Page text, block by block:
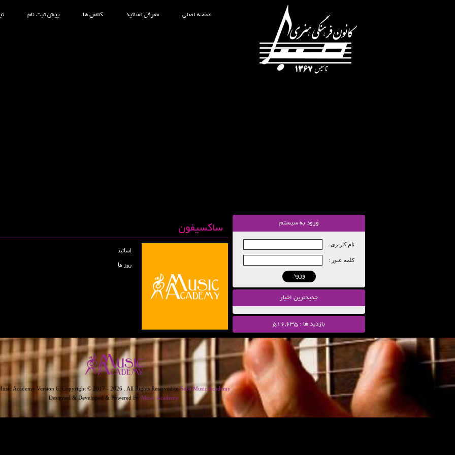
صفحه اصلی معرفی اساتید کلاس ها پیش ثبت نام
ساکسیفون
اساتید
روز ها
ورود به سیستم
نام کاربری :
کلمه عبور :
ورود
جدیدترین اخبار
بازدید ها : 516,635
Academy Version 6. Copyright © 2017 - 2026 . All Rights Reserved toSaba Music Academy
Designed & Developed & Powered By Music Academy